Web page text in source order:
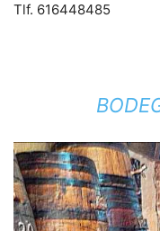
Tlf. 616448485